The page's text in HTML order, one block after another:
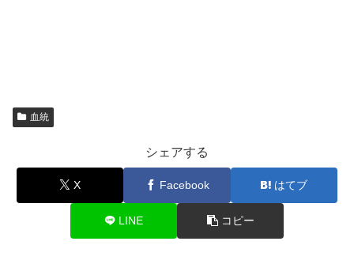
血統
シェアする
X Facebook はてブ
LINE コピー